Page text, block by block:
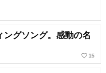
グソング。感動の名
favorite_border 15